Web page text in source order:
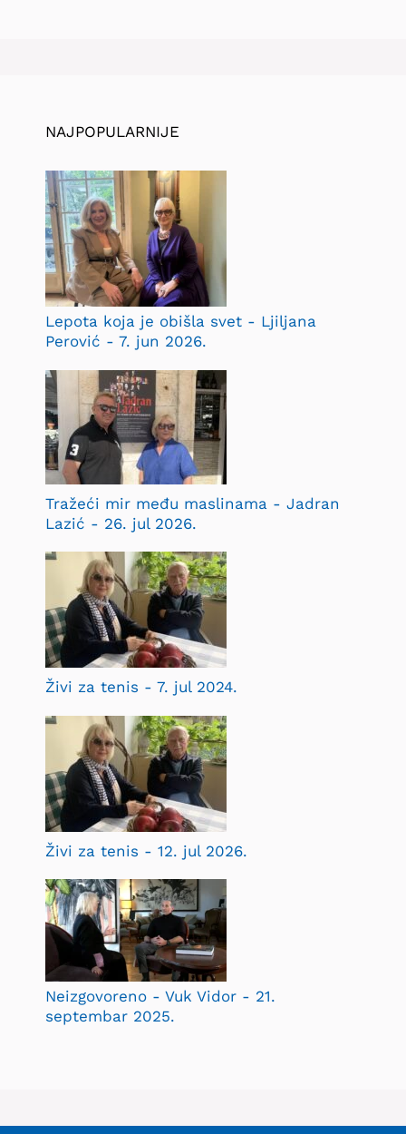
NAJPOPULARNIJE
Lepota koja je obišla svet - Ljiljana
Perović - 7. jun 2026.
Tražeći mir među maslinama - Jadran
Lazić - 26. jul 2026.
Živi za tenis - 7. jul 2024.
Živi za tenis - 12. jul 2026.
Neizgovoreno - Vuk Vidor - 21.
septembar 2025.